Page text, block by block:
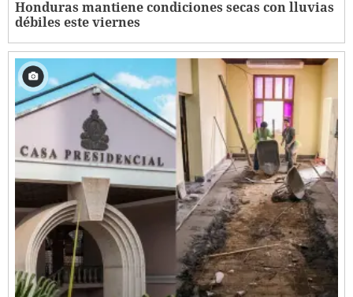
Honduras mantiene condiciones secas con lluvias
débiles este viernes